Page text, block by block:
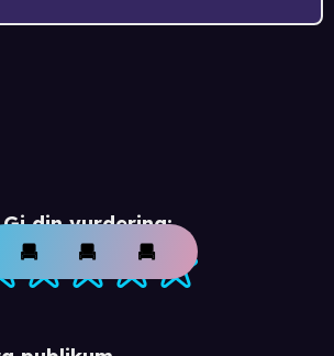
Gi din vurdering: